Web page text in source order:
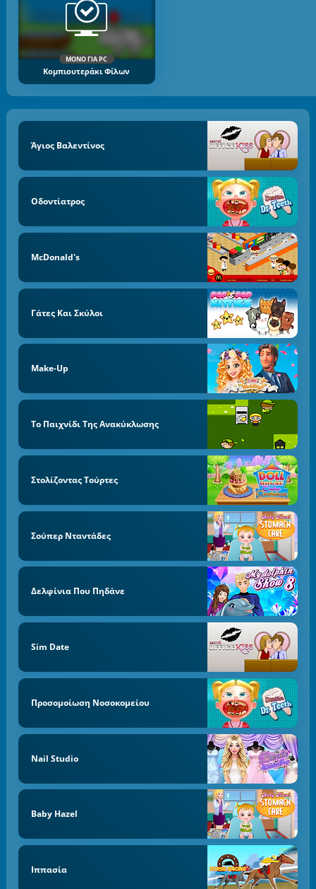
ΜΌΝΟ ΓΙΑ PC
Κομπιουτεράκι Φίλων
Άγιος Βαλεντίνος
Οδοντίατρος
McDonald's
Γάτες Και Σκύλοι
Make-Up
Το Παιχνίδι Της Ανακύκλωσης
Στολίζοντας Τούρτες
Σούπερ Νταντάδες
Δελφίνια Που Πηδάνε
Sim Date
Προσομοίωση Νοσοκομείου
Nail Studio
Baby Hazel
Ιππασία